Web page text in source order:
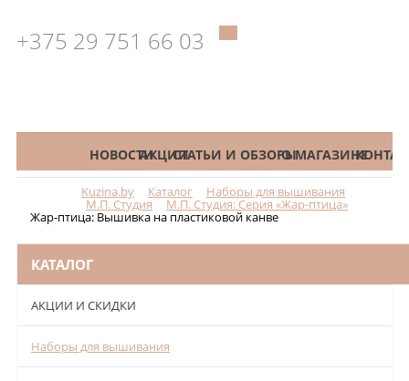
+375 29 751 66 03
КАТАЛОГНОВОСТИАКЦИИСТАТЬИ И ОБЗОРЫО МАГАЗИНЕ
Kuzina.by Каталог Наборы для вышивания
М.П. Студия М.П. Студия: Серия «Жар-птица»
Жар-птица: Вышивка на пластиковой канве
КАТАЛОГ
АКЦИИ И СКИДКИ
Наборы для вышивания